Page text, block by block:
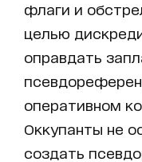
флаги и
целью
оправдать
оперативном
Оккупанты не
создать